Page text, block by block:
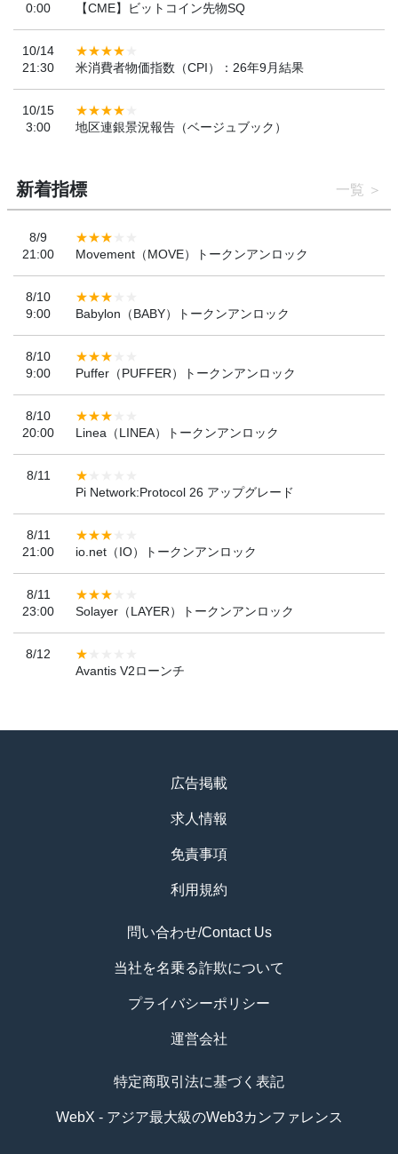
0:00
【CME】ビットコイン先物SQ
10/14
21:30
米消費者物価指数（CPI）：26年9月結果
10/15
3:00
地区連銀景況報告（ベージュブック）
新着指標 一覧
8/9
21:00
Movement（MOVE）トークンアンロック
8/10
9:00
Babylon（BABY）トークンアンロック
8/10
9:00
Puffer（PUFFER）トークンアンロック
8/10
20:00
Linea（LINEA）トークンアンロック
8/11
Pi Network:Protocol 26 アップグレード
8/11
21:00
io.net（IO）トークンアンロック
8/11
23:00
Solayer（LAYER）トークンアンロック
8/12
Avantis V2ローンチ
広告掲載
求人情報
免責事項
利用規約
問い合わせ/Contact Us
当社を名乗る詐欺について
プライバシーポリシー
運営会社
特定商取引法に基づく表記
WebX - アジア最大級のWeb3カンファレンス